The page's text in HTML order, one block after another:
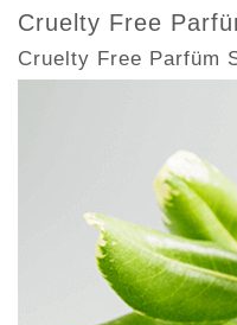
Cruelty Free
Cruelty Free Parfüm